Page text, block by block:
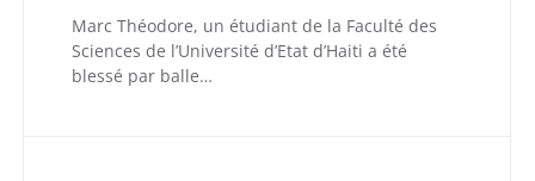
Marc Théodore, un étudiant de la Faculté des
Sciences de l’Université d’Etat d’Haiti a été
blessé par balle…